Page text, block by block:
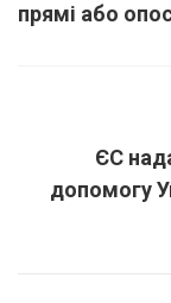
прямі або
ЄС
допомогу